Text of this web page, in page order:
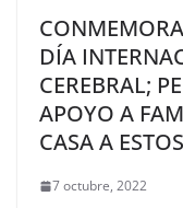
DÍA
CEREBRAL;
APOYO A
CASA A
7 octubre, 2022